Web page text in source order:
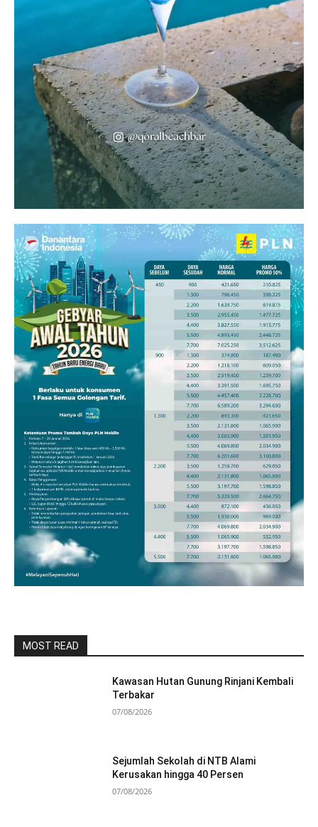
MOST READ
Kawasan Hutan Gunung Rinjani Kembali
Terbakar
07/08/2026
Sejumlah Sekolah di NTB Alami
Kerusakan hingga 40 Persen
07/08/2026